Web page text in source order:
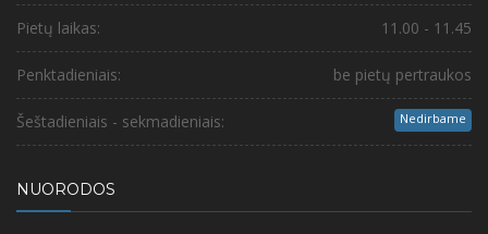
Pietų laikas: 11.00 - 11.45
Penktadieniais: be pietų pertraukos
Šeštadieniais - sekmadieniais: Nedirbame
NUORODOS